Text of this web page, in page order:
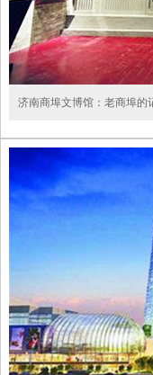
济南商埠文博馆：老商埠的